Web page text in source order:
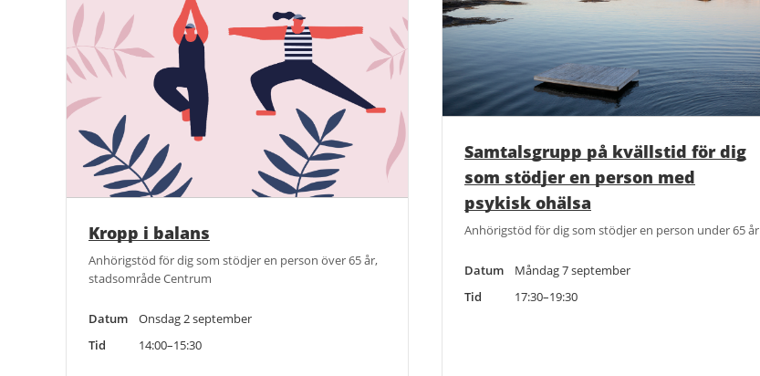
Kropp i balans
Anhörigstöd för dig som stödjer en person över 65 år,
stadsområde Centrum
Datum
Onsdag 2 september
Tid
14:00–15:30
Samtalsgrupp på kvällstid för dig
som stödjer en person med
psykisk ohälsa
Anhörigstöd för dig som stödjer en person under 65 år
Datum
Måndag 7 september
Tid
17:30–19:30